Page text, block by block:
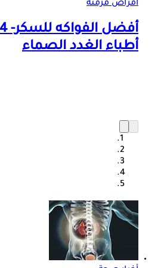
أمراض مزمنة
أطباء الغدد الصماء